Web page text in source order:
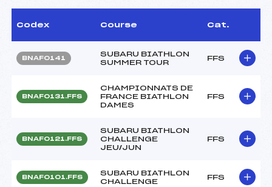
Codex Course Cat.
BNAF0141
SUBARU BIATHLON
SUMMER TOUR
FFS
BNAF0131.FFS
CHAMPIONNATS DE
FRANCE BIATHLON
DAMES
FFS
BNAF0121.FFS
SUBARU BIATHLON
CHALLENGE
JEU/JUN
FFS
BNAF0101.FFS
SUBARU BIATHLON
CHALLENGE
FFS